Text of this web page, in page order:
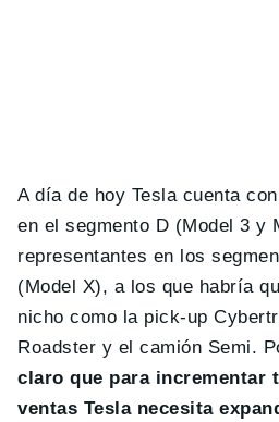
A día de hoy Tesla cuenta
en el segmento D (Model 3 y
representantes en los
(Model X), a los que habría
nicho como la pick-up
Roadster y el camión Semi.
claro que para incrementar
ventas Tesla necesita